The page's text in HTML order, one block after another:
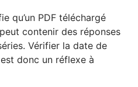
qu’un PDF téléchargé
contenir des réponses
Vérifier la date de
donc un réflexe à